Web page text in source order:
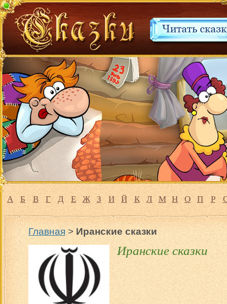
А Б В Г Д Е Ж З И Й К Л М Н О П Р
Главная>Иранские сказки
Иранские сказки